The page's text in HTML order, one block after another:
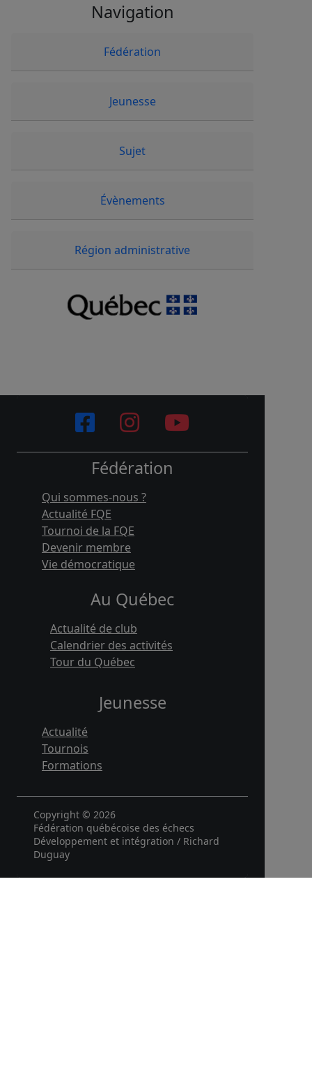
Navigation
Fédération
Jeunesse
Sujet
Évènements
Région administrative
Fédération
Qui sommes-nous ?
Actualité FQE
Tournoi de la FQE
Devenir membre
Vie démocratique
Au Québec
Actualité de club
Calendrier des activités
Tour du Québec
Jeunesse
Actualité
Tournois
Formations
Copyright © 2026
Fédération québécoise des échecs
Développement et intégration / Richard
Duguay